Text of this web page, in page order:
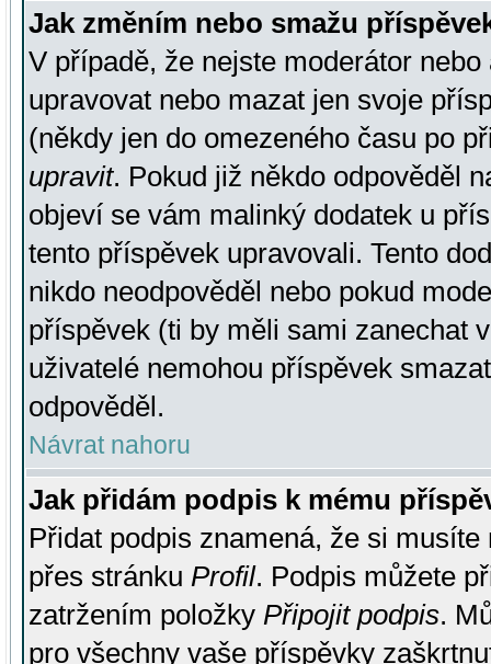
Jak změním nebo smažu
V případě, že nejste moderátor
upravovat nebo mazat jen svoje
(někdy jen do omezeného času po
upravit. Pokud již někdo odpověděl
objeví se vám malinký dodatek u
tento příspěvek upravovali. Tento
nikdo neodpověděl nebo pokud
příspěvek (ti by měli sami zanechat
uživatelé nemohou příspěvek
odpověděl.
Návrat nahoru
Jak přidám podpis k mému
Přidat podpis znamená, že si
přes stránku Profil. Podpis můžete
zatržením položky Připojit podpis.
pro všechny vaše příspěvky